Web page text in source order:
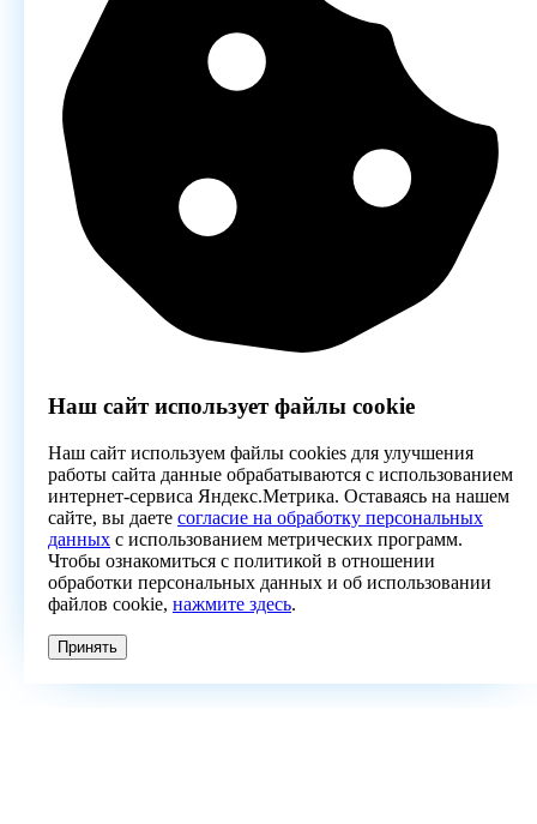
Наш сайт использует файлы cookie
Наш сайт используем файлы cookies для улучшения
работы сайта данные обрабатываются с использованием
интернет-сервиса Яндекс.Метрика. Оставаясь на нашем
сайте, вы даете согласие на обработку персональных
данных с использованием метрических программ.
Чтобы ознакомиться с политикой в отношении
обработки персональных данных и об использовании
файлов cookie, нажмите здесь.
Принять